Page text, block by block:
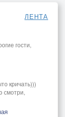
ЛЕНТА
гости,
кричать)))
смотри,